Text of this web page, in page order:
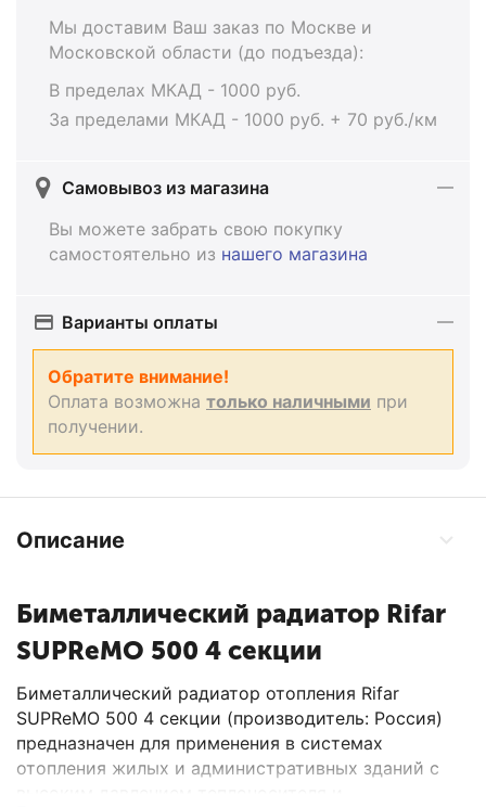
Мы доставим Ваш заказ по Москве и
Московской области (до подъезда):
В пределах МКАД - 1000 руб.
За пределами МКАД - 1000 руб. + 70 руб./км
Самовывоз из магазина
Вы можете забрать свою покупку
самостоятельно из нашего магазина
Варианты оплаты
Обратите внимание!
Оплата возможна только наличными при
получении.
Описание
Биметаллический радиатор Rifar
SUPReMO 500 4 секции
Биметаллический радиатор отопления Rifar
SUPReMO 500 4 секции (производитель: Россия)
предназначен для применения в системах
отопления жилых и административных зданий с